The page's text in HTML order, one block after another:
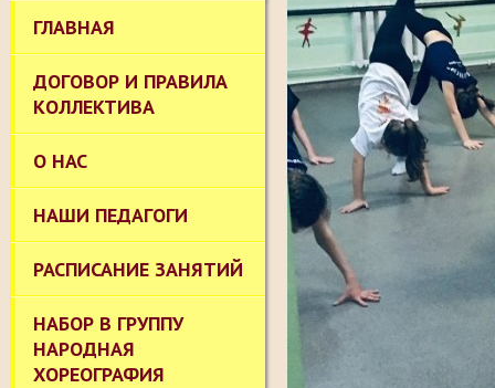
ГЛАВНАЯ
ДОГОВОР И ПРАВИЛА
КОЛЛЕКТИВА
О НАС
НАШИ ПЕДАГОГИ
РАСПИСАНИЕ ЗАНЯТИЙ
НАБОР В ГРУППУ
НАРОДНАЯ
ХОРЕОГРАФИЯ